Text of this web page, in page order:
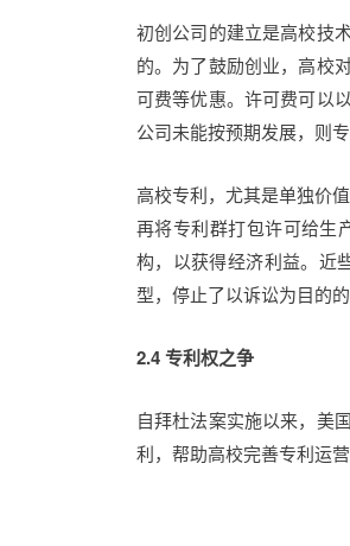
初创公司的建立是高校技
的。为了鼓励创业，高校
可费等优惠。许可费可以
公司未能按预期发展，则
高校专利，尤其是单独价
再将专利群打包许可给生
构，以获得经济利益。近
型，停止了以诉讼为目的的
2.4 专利权之争
自拜杜法案实施以来，美
利，帮助高校完善专利运